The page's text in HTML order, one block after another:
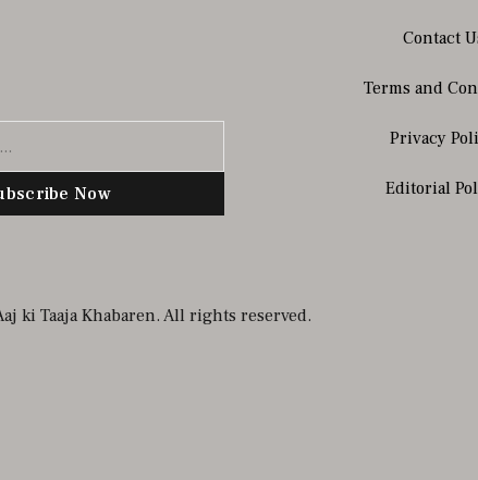
Now
Contact
Terms and
Privacy
Editorial
ki Taaja Khabaren. All rights reserved.